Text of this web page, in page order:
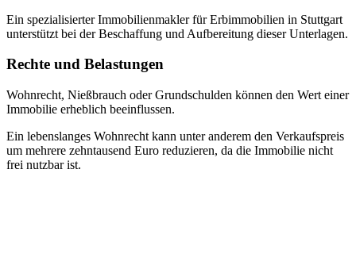
Ein spezialisierter Immobilienmakler für Erbimmobilien in Stuttgart
unterstützt bei der Beschaffung und Aufbereitung dieser Unterlagen.
Rechte und Belastungen
Wohnrecht, Nießbrauch oder Grundschulden können den Wert einer
Immobilie erheblich beeinflussen.
Ein lebenslanges Wohnrecht kann unter anderem den Verkaufspreis
um mehrere zehntausend Euro reduzieren, da die Immobilie nicht
frei nutzbar ist.